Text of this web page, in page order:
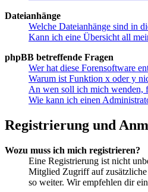
Dateianhänge
Welche Dateianhänge sind in
Kann ich eine Übersicht all
phpBB betreffende Fragen
Wer hat diese Forensoftware
Warum ist Funktion x oder y
An wen soll ich mich wenden,
Wie kann ich einen
Registrierung und
Wozu muss ich mich registrieren?
Eine Registrierung ist nicht
Mitglied Zugriff auf zusätzliche
so weiter. Wir empfehlen dir